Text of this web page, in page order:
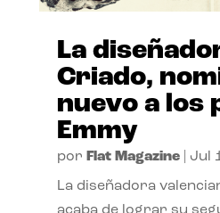
La
Criado,
nuevo a los
Emmy
por Flat Magazine| Jul
La diseñadora
acaba de lograr su